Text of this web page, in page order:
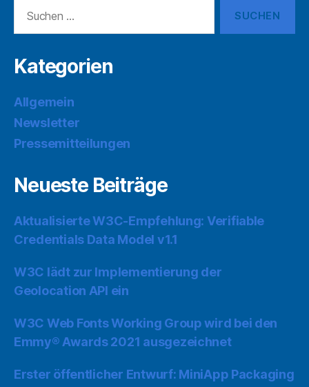
nach:
Kategorien
Allgemein
Newsletter
Pressemitteilungen
Neueste Beiträge
Aktualisierte W3C-Empfehlung: Verifiable
Credentials Data Model v1.1
W3C lädt zur Implementierung der
Geolocation API ein
W3C Web Fonts Working Group wird bei den
Emmy® Awards 2021 ausgezeichnet
Erster öffentlicher Entwurf: MiniApp Packaging